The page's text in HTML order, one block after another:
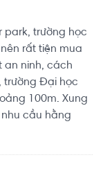
park, trường học
rất tiện mua
an ninh, cách
trường Đại học
100m. Xung
cầu hằng